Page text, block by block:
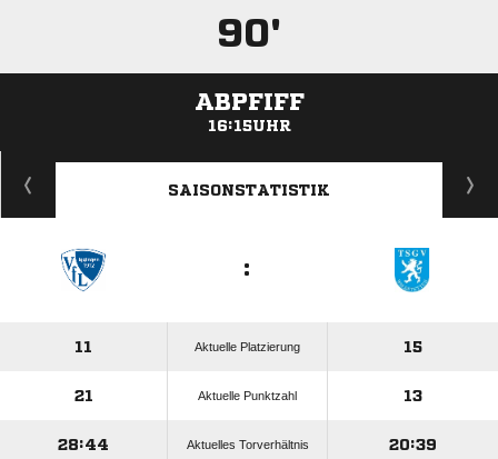
90'
ABPFIFF
16:15UHR
ANZEIGE
SAISONSTATISTIK
:
11 Aktuelle Platzierung 15
21 Aktuelle Punktzahl 13
28:44 Aktuelles Torverhältnis 20:39